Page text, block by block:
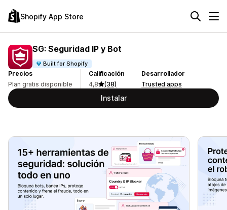
Shopify App Store
SG: Seguridad IP y Bot
Built for Shopify
Precios
Plan gratis disponible
Calificación
4,8
(38)
Desarrollador
Trusted apps
Instalar